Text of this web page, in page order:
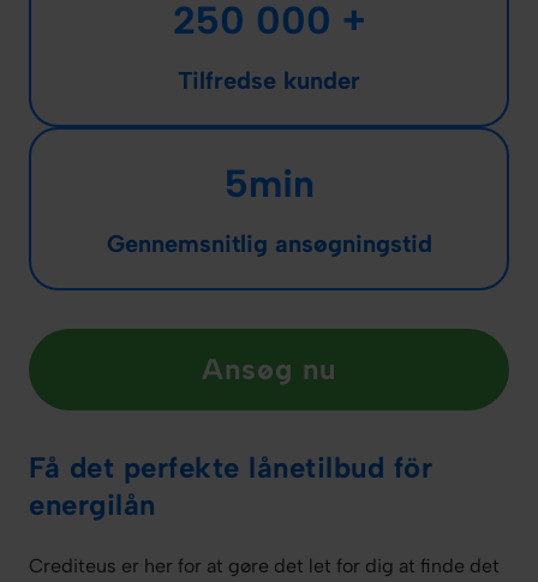
250 000 +
Tilfredse kunder
5min
Gennemsnitlig ansøgningstid
Ansøg nu
Få det perfekte lånetilbud för
energilån
Crediteus er her for at gøre det let for dig at finde det